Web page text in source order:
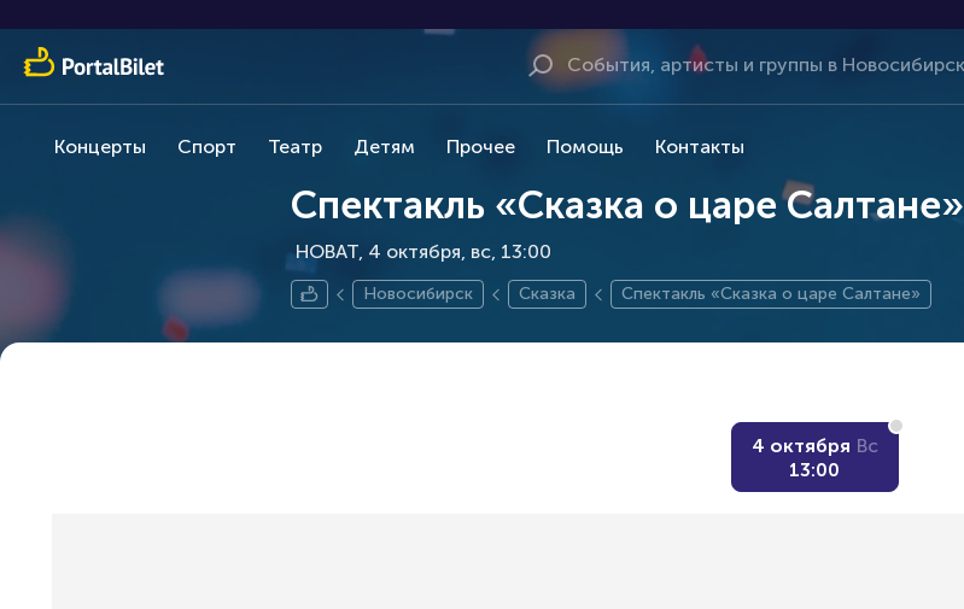
Концерты Спорт Театр Детям Прочее Помощь Контакты
Спектакль «Сказка о царе Салтане»
НОВАТ, 4 октября вс, 13:00
Новосибирск Сказка Спектакль «Сказка о царе Салтане»
4 октября Вс
13:00